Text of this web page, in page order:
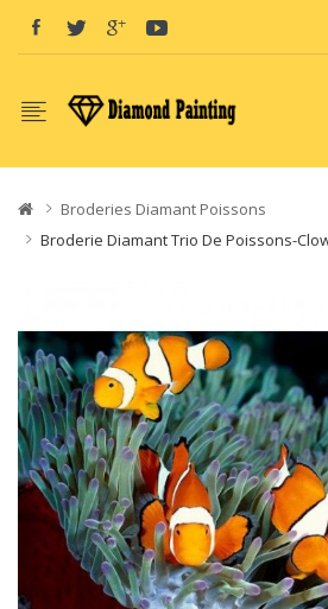
Broderies Diamant Poissons
Broderie Diamant Trio De Poissons-